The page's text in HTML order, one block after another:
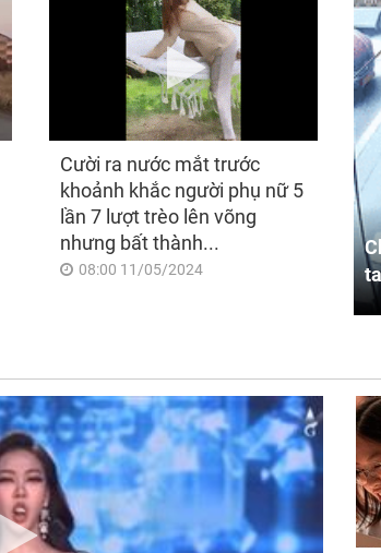
Cười ra nước mắt trước
khoảnh khắc người phụ nữ 5
lần 7 lượt trèo lên võng
nhưng bất thành...
08:00 11/05/2024